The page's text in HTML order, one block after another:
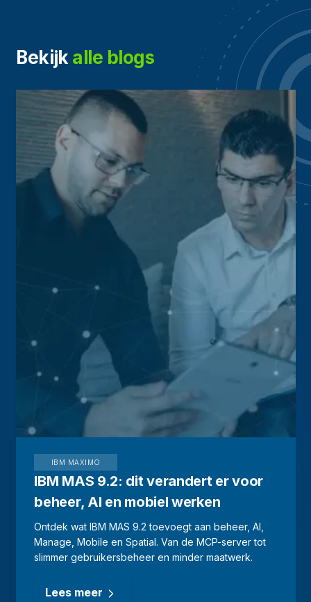
Bekijk alle blogs
IBM MAXIMO
IBM MAS 9.2: dit verandert er voor
beheer, AI en mobiel werken
Ontdek wat IBM MAS 9.2 toevoegt aan beheer, AI,
Manage, Mobile en Spatial. Van de MCP-server tot
slimmer gebruikersbeheer en minder maatwerk.
Lees meer